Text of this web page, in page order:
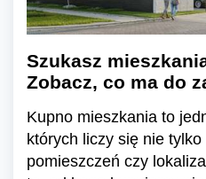
Szukasz
Zobacz, co ma do
Kupno mieszkania to
których liczy się nie tylko
pomieszczeń czy